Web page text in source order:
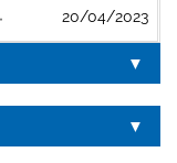
20/04/2023